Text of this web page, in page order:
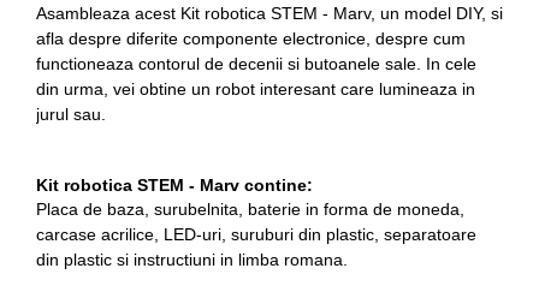
Asambleaza acest Kit robotica STEM - Marv, un model DIY, si
afla despre diferite componente electronice, despre cum
functioneaza contorul de decenii si butoanele sale. In cele
din urma, vei obtine un robot interesant care lumineaza in
jurul sau.
Kit robotica STEM - Marv contine:
Placa de baza, surubelnita, baterie in forma de moneda,
carcase acrilice, LED-uri, suruburi din plastic, separatoare
din plastic si instructiuni in limba romana.